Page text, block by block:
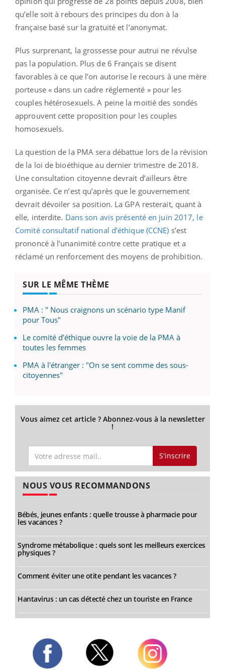
qu’elle soit à rebours des principes du don à la
française basé sur la gratuité et l’anonymat.
Plus surprenant, la grossesse pour autrui ne révulse
pas la population. Plus de 6 Français se disent
favorables à ce que l’on autorise le recours à une mère
porteuse « dans un cadre réglementé » pour les
couples hétérosexuels. A peine la moitié des sondés
approuvent cette proposition pour les couples
homosexuels.
La question de la PMA sera débattue lors de la révision
de la loi de bioéthique au dernier trimestre de 2018.
Une consultation citoyenne devrait d’ailleurs être
organisée. Ce n’est qu’après que le gouvernement
devrait dévoiler sa position. La GPA resterait, quant à
elle, interdite. Dans son avis présenté en juin 2017, le
Comité consultatif national d’éthique (CCNE) s’est
prononcé à l’unanimité contre cette pratique et a
réclamé un renforcement des moyens de prohibition.
SUR LE MÊME THÈME
PMA : " Nous craignons un scénario type Manif
pour Tous"
Le comité d’éthique ouvre la voie de la PMA à
toutes les femmes
PMA à l'étranger : "On se sent comme des sous-
citoyennes"
Vous aimez cet article ? Abonnez-vous à la newsletter
!
S'inscrire
NOUS VOUS RECOMMANDONS
Bébés, jeunes enfants : quelle trousse à pharmacie pour
les vacances ?
Syndrome métabolique : quels sont les meilleurs exercices
physiques ?
Comment éviter une otite pendant les vacances ?
Hantavirus : un cas détecté chez un touriste en France